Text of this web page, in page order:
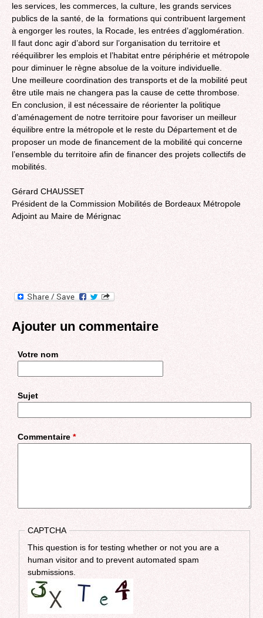
les services, les commerces, la culture, les grands services
publics de la santé, de la formations qui contribuent largement
à engorger les routes, la Rocade, les entrées d’agglomération.
Il faut donc agir d’abord sur l’organisation du territoire et
rééquilibrer les emplois et l’habitat entre périphérie et métropole
pour diminuer le règne absolue de la voiture individuelle.
Une meilleure coordination des transports et de la mobilité peut
être utile mais ne changera pas la cause de cette thrombose.
En conclusion, il est nécessaire de réorienter la politique
d’aménagement de notre territoire pour favoriser un meilleur
équilibre entre la métropole et le reste du Département et de
proposer un mode de financement de la mobilité qui concerne
l’ensemble du territoire afin de financer des projets collectifs de
mobilités.
Gérard CHAUSSET
Président de la Commission Mobilités de Bordeaux Métropole
Adjoint au Maire de Mérignac
Ajouter un commentaire
Votre nom
Sujet
Commentaire *
CAPTCHA
This question is for testing whether or not you are a
human visitor and to prevent automated spam
submissions.